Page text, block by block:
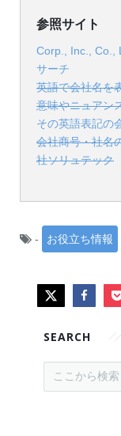
参照サイト
Corp., Inc., Co.,
サーチ
英語で会社名を
意味やニュアン
その英語表記の
会社商号・社名
社ソリュテック
- お役立ち情報
SEARCH